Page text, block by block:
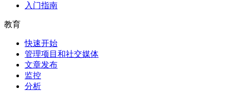
入门指南
教育
快速开始
管理项目和社交媒体
文章发布
监控
分析